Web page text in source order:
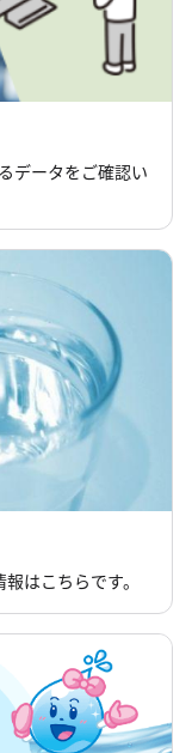
データをご確認い
はこちらです。